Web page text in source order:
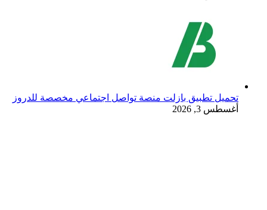
تحميل تطبيق بازلت منصة تواصل اجتماعي مخصصة للدروز
أغسطس 3, 2026